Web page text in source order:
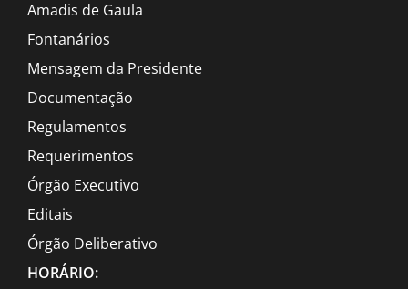
Amadis de Gaula
Fontanários
Mensagem da Presidente
Documentação
Regulamentos
Requerimentos
Órgão Executivo
Editais
Órgão Deliberativo
HORÁRIO: